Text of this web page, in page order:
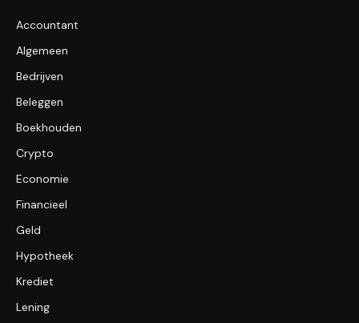
Accountant
Algemeen
Bedrijven
Beleggen
Boekhouden
Crypto
Economie
Financieel
Geld
Hypotheek
Krediet
Lening